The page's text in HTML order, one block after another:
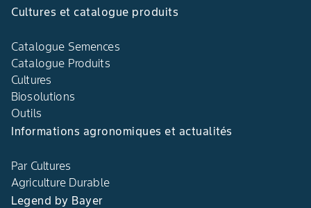
Cultures et catalogue produits
Catalogue Semences
Catalogue Produits
Cultures
Biosolutions
Outils
Informations agronomiques et actualités
Par Cultures
Agriculture Durable
Legend by Bayer